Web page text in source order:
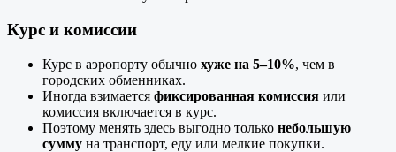
Курс и комиссии
Курс в аэропорту обычно хуже на 5–10%, чем в
городских обменниках.
Иногда взимается фиксированная комиссия или
комиссия включается в курс.
Поэтому менять здесь выгодно только небольшую
сумму на транспорт, еду или мелкие покупки.